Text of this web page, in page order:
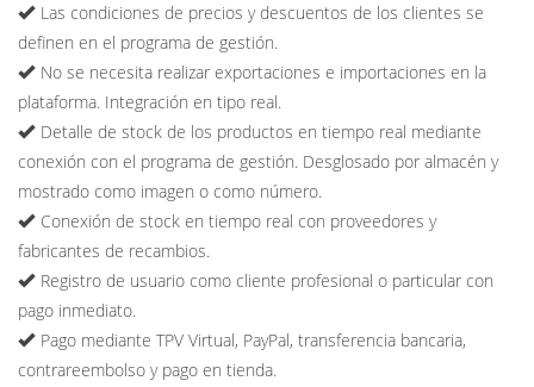
Las condiciones de precios y descuentos de los clientes se
definen en el programa de gestión.
No se necesita realizar exportaciones e importaciones en la
plataforma. Integración en tipo real.
Detalle de stock de los productos en tiempo real mediante
conexión con el programa de gestión. Desglosado por almacén y
mostrado como imagen o como número.
Conexión de stock en tiempo real con proveedores y
fabricantes de recambios.
Registro de usuario como cliente profesional o particular con
pago inmediato.
Pago mediante TPV Virtual, PayPal, transferencia bancaria,
contrareembolso y pago en tienda.